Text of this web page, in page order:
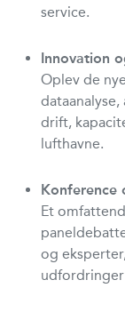
service.
Innovation
Oplev de
drift,
lufthavne.
Konference
Et
og